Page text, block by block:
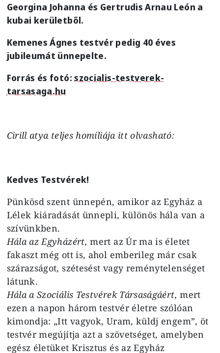
Georgina Johanna és Gertrudis Arnau León a
kubai kerületből.
Kemenes Ágnes testvér pedig 40 éves
jubileumát ünnepelte.
Forrás és fotó:szocialis-testverek-
tarsasaga.hu
Cirill atya teljes homíliája itt olvasható:
Kedves Testvérek!
Pünkösd szent ünnepén, amikor az Egyház a
Lélek kiáradását ünnepli, különös hála van a
szívünkben.
Hála az Egyházért,mert az Úr ma is életet
fakaszt még ott is, ahol emberileg már csak
szárazságot, szétesést vagy reménytelenséget
látunk.
Hála a Szociális Testvérek Társaságáért,mert
ezen a napon három testvér életre szólóan
kimondja: „Itt vagyok, Uram, küldj engem”, öt
testvér megújítja azt a szövetséget, amelyben
egész életüket Krisztus és az Egyház